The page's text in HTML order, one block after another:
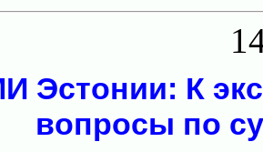
Эстонии: К
вопросы по